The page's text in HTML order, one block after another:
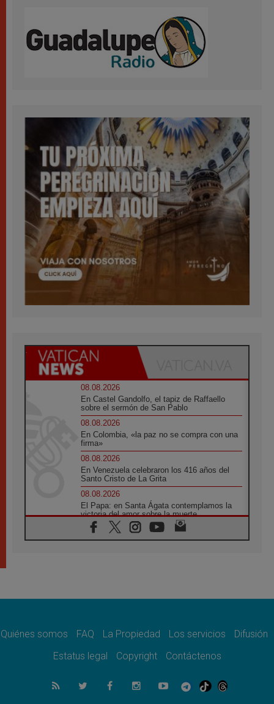
08.08.2026
En Castel Gandolfo, el tapiz de Raffaello
sobre el sermón de San Pablo
08.08.2026
En Colombia, «la paz no se compra con una
firma»
08.08.2026
En Venezuela celebraron los 416 años del
Santo Cristo de La Grita
08.08.2026
El Papa: en Santa Ágata contemplamos la
victoria del amor sobre la muerte
08.08.2026
León XIV visitará el Santuario de la Madre
07.08.2026
07.08.2026
el compromiso del cristiano"
La matanza de niños en Gaza no cesa: 300
muertos en 300 días
Quiénes somos FAQ La Propiedad Los servicios
Difusión
Estatus legal
Copyright Contáctenos